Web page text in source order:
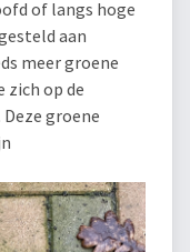
of langs hoge
aan
meer groene
zich op de
groene